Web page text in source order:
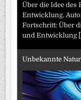
Über die Idee des
Entwicklung.
Fortschritt: Über
und Entwicklung
Unbekannte